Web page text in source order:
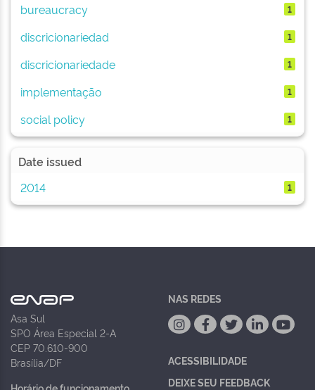
bureaucracy
1
discricionariedad 1
discricionariedade 1
implementação 1
social policy 1
Date issued
2014
1
Asa Sul
SPO Área Especial 2-A
CEP 70.610-900
Brasília/DF
NAS REDES
ACESSIBILIDADE
DEIXE SEU FEEDBACK